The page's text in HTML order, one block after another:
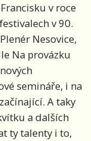
v roce
v 90.
Nesovice,
Na provázku
semináře, i na
A taky
a dalších
ty talenty i to,